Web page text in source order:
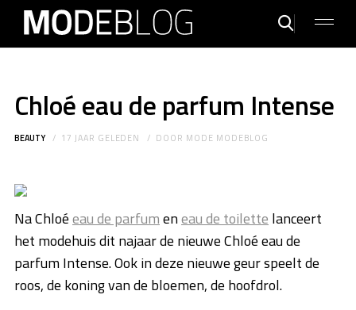
Chloé eau de parfum Intense
BEAUTY 17 JAAR GELEDEN DOOR MODE MODEBLOG
Na Chloéeau de parfumeneau de toilette lanceert
het modehuis dit najaar de nieuwe Chloé eau de
parfum Intense. Ook in deze nieuwe geur speelt de
roos, de koning van de bloemen, de hoofdrol.